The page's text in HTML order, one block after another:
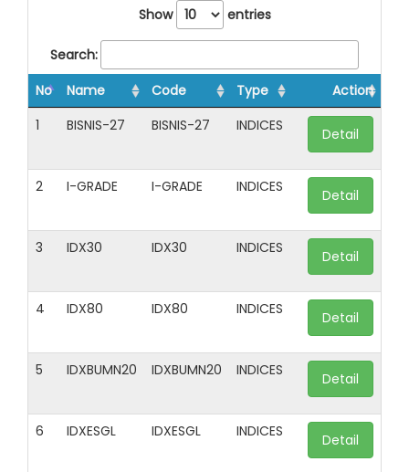
Show entries
Search:
No
Name Code Type
Action
1
BISNIS-27 BISNIS-27 INDICES Detail
2 I-GRADE I-GRADE INDICES Detail
3 IDX30 IDX30 INDICES Detail
4 IDX80 IDX80 INDICES Detail
5 IDXBUMN20 IDXBUMN20 INDICES Detail
6 IDXESGL IDXESGL INDICES Detail